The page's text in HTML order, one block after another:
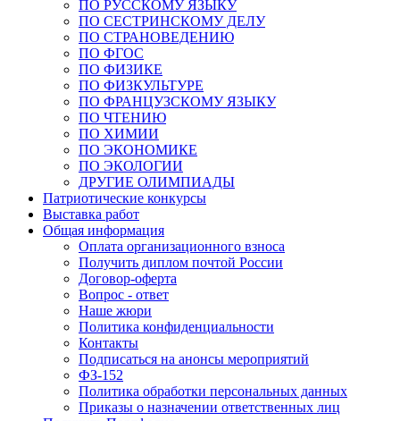
ПО РУССКОМУ ЯЗЫКУ
ПО СЕСТРИНСКОМУ ДЕЛУ
ПО СТРАНОВЕДЕНИЮ
ПО ФГОС
ПО ФИЗИКЕ
ПО ФИЗКУЛЬТУРЕ
ПО ФРАНЦУЗСКОМУ ЯЗЫКУ
ПО ЧТЕНИЮ
ПО ХИМИИ
ПО ЭКОНОМИКЕ
ПО ЭКОЛОГИИ
ДРУГИЕ ОЛИМПИАДЫ
Патриотические конкурсы
Выставка работ
Общая информация
Оплата организационного взноса
Получить диплом почтой России
Договор-оферта
Вопрос - ответ
Наше жюри
Политика конфиденциальности
Контакты
Подписаться на анонсы мероприятий
ФЗ-152
Политика обработки персональных данных
Приказы о назначении ответственных лиц